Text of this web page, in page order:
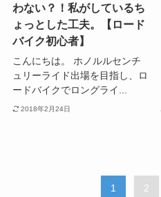
わない？！私がしているち
ょっとした工夫。【ロード
バイク初心者】
こんにちは。 ホノルルセンチ
ュリーライド出場を目指し、ロ
ードバイクでロングライ...
2018年2月24日
1 2